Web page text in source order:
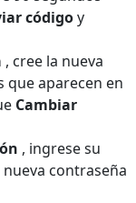
códigoy
, cree la nueva
que aparecen en
Cambiar
, ingrese su
contraseña